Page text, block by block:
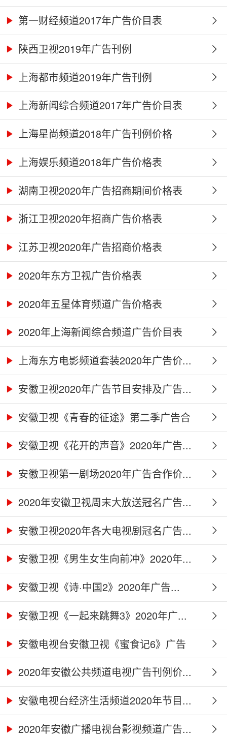
第一财经频道2017年广告价目表
陕西卫视2019年广告刊例
上海都市频道2019年广告刊例
上海新闻综合频道2017年广告价目表
上海星尚频道2018年广告刊例价格
上海娱乐频道2018年广告价格表
湖南卫视2020年广告招商期间价格表
浙江卫视2020年招商广告价格表
江苏卫视2020年广告招商价格表
2020年东方卫视广告价格表
2020年五星体育频道广告价格表
2020年上海新闻综合频道广告价目表
上海东方电影频道套装2020年广告价...
安徽卫视2020年广告节目安排及广告...
安徽卫视《青春的征途》第二季广告合
作...安徽卫视《花开的声音》2020年广告...
安徽卫视第一剧场2020年广告合作价...
2020年安徽卫视周末大放送冠名广告...
安徽卫视2020年各大电视剧冠名广告...
安徽卫视《男生女生向前冲》2020年...
安徽卫视《诗·中国2》2020年广告...
安徽卫视《一起来跳舞3》2020年广...
安徽电视台安徽卫视《蜜食记6》广告
合...2020年安徽公共频道电视广告刊例价...
安徽电视台经济生活频道2020年节目...
2020年安徽广播电视台影视频道广告...